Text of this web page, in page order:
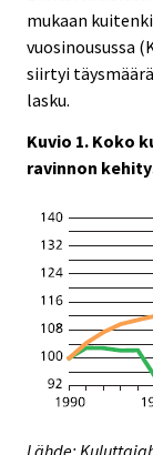
mukaan
vuosinousussa
siirtyi
lasku.
Kuvio 1. Koko
ravinnon